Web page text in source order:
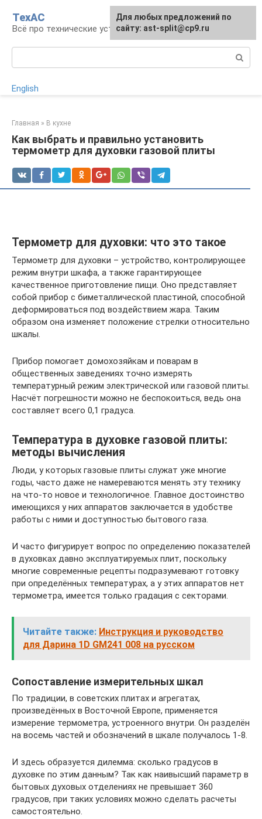
контенту
ТехАС
Всё про технические устройства
English
Главная » В кухне
Как выбрать и правильно установить
термометр для духовки газовой плиты
Термометр для духовки: что это такое
Термометр для духовки – устройство, контролирующее
режим внутри шкафа, а также гарантирующее
качественное приготовление пищи. Оно представляет
собой прибор с биметаллической пластиной, способной
деформироваться под воздействием жара. Таким
образом она изменяет положение стрелки относительно
шкалы.
Прибор помогает домохозяйкам и поварам в
общественных заведениях точно измерять
температурный режим электрической или газовой плиты.
Насчёт погрешности можно не беспокоиться, ведь она
составляет всего 0,1 градуса.
Температура в духовке газовой плиты:
методы вычисления
Люди, у которых газовые плиты служат уже многие
годы, часто даже не намереваются менять эту технику
на что-то новое и технологичное. Главное достоинство
имеющихся у них аппаратов заключается в удобстве
работы с ними и доступностью бытового газа.
И часто фигурирует вопрос по определению показателей
в духовках давно эксплуатируемых плит, поскольку
многие современные рецепты подразумевают готовку
при определённых температурах, а у этих аппаратов нет
термометра, имеется только градация с секторами.
Читайте также: Инструкция и руководство
для Дарина 1D GM241 008 на русском
Сопоставление измерительных шкал
По традиции, в советских плитах и агрегатах,
произведённых в Восточной Европе, применяется
измерение термометра, устроенного внутри. Он разделён
на восемь частей и обозначений в шкале получалось 1-8.
И здесь образуется дилемма: сколько градусов в
духовке по этим данным? Так как наивысший параметр в
бытовых духовых отделениях не превышает 360
градусов, при таких условиях можно сделать расчеты
самостоятельно.
Для любых предложений по
сайту: ast-split@cp9.ru